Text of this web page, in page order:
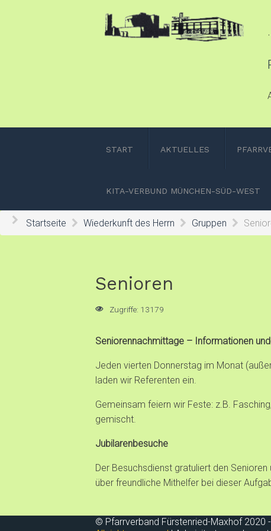
.
START AKTUELLES
KITA-VERBUND MÜNCHEN-SÜD-WEST
Startseite Wiederkunft des Herrn Gruppen
Senioren
Zugriffe: 13179
Seniorennachmittage – Informationen
Jeden vierten Donnerstag im Monat
laden wir Referenten ein.
Gemeinsam feiern wir Feste: z.B.
gemischt.
Jubilarenbesuche
Der Besuchsdienst gratuliert den
über freundliche Mithelfer bei dieser
© Pfarrverband Fürstenried-Maxhof 2020